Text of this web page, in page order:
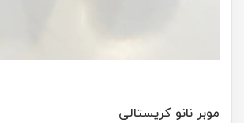
موبر نانو کریستالی